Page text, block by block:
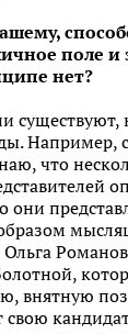
поле
нет?
существуют,
Например,
что
они
внятную
свою